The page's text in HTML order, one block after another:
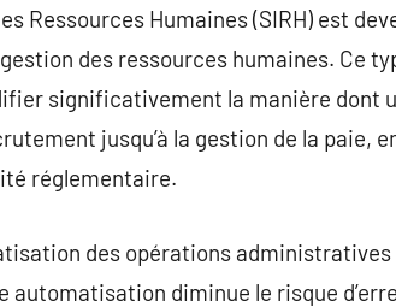
Ressources Humaines (SIRH) est
des ressources humaines. Ce
significativement la manière dont
jusqu’à la gestion de la paie,
réglementaire.
des opérations
automatisation diminue le risque